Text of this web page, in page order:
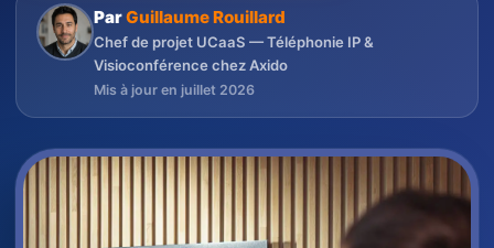
ParGuillaume Rouillard
Chef de projet UCaaS — Téléphonie IP &
Visioconférence chez Axido
Mis à jour en juillet 2026